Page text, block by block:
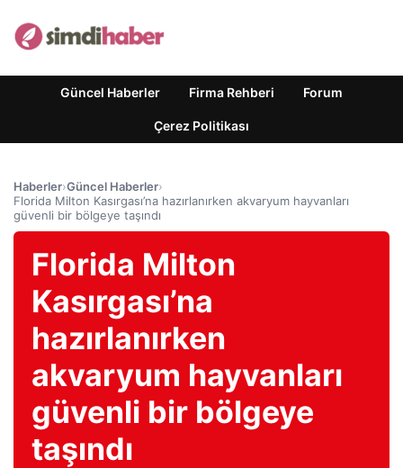
Güncel Haberler Firma Rehberi Forum
Çerez Politikası
Haberler›Güncel Haberler›
Florida Milton Kasırgası’na hazırlanırken akvaryum hayvanları
güvenli bir bölgeye taşındı
Florida Milton
Kasırgası’na
hazırlanırken
akvaryum hayvanları
güvenli bir bölgeye
taşındı